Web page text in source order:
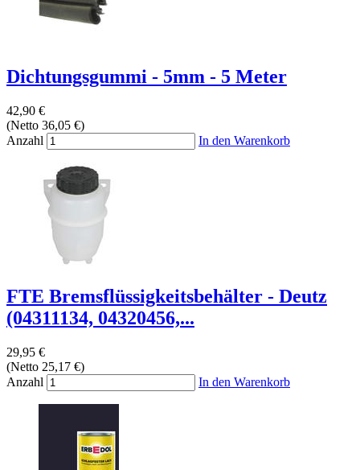
Dichtungsgummi - 5mm - 5 Meter
42,90 €
(Netto 36,05 €)
Anzahl
In den Warenkorb
FTE Bremsflüssigkeitsbehälter - Deutz
(04311134, 04320456,...
29,95 €
(Netto 25,17 €)
Anzahl
In den Warenkorb